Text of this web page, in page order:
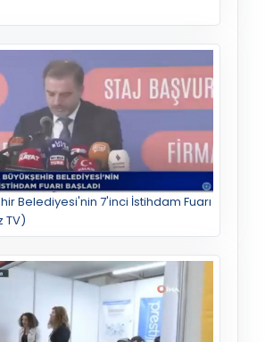
Belediyesi'nin 7'inci İstihdam Fuarı
TV)